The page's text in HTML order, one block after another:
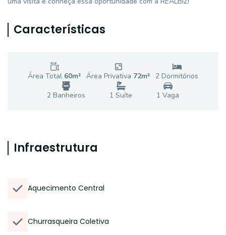
Características
Área Total 60m² Área Privativa 72m² 2 Dormitórios
2 Banheiros 1 Suíte 1 Vaga
Infraestrutura
Aquecimento Central
Churrasqueira Coletiva